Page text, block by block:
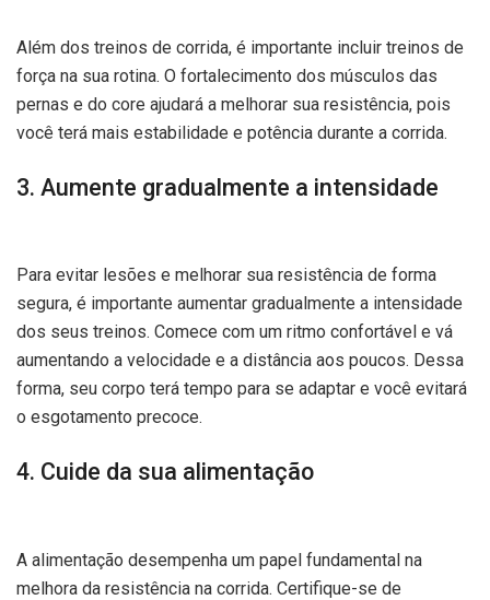
Além dos treinos de corrida, é importante incluir treinos de
força na sua rotina. O fortalecimento dos músculos das
pernas e do core ajudará a melhorar sua resistência, pois
você terá mais estabilidade e potência durante a corrida.
3. Aumente gradualmente a intensidade
Para evitar lesões e melhorar sua resistência de forma
segura, é importante aumentar gradualmente a intensidade
dos seus treinos. Comece com um ritmo confortável e vá
aumentando a velocidade e a distância aos poucos. Dessa
forma, seu corpo terá tempo para se adaptar e você evitará
o esgotamento precoce.
4. Cuide da sua alimentação
A alimentação desempenha um papel fundamental na
melhora da resistência na corrida. Certifique-se de